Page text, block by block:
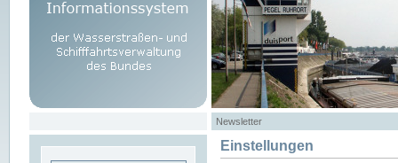
Newsletter
Einstellungen